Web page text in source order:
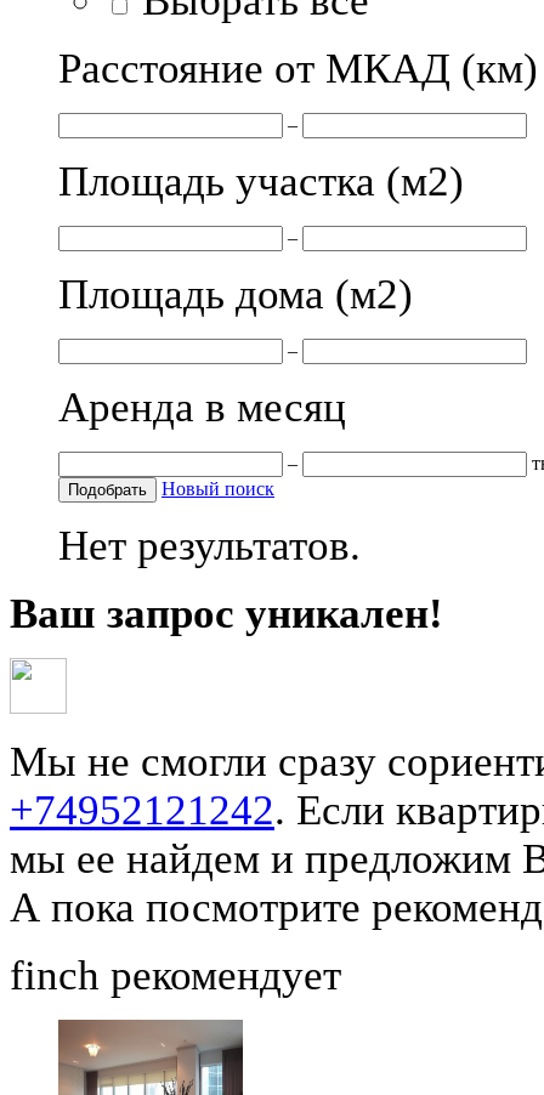
Расстояние от МКАД (км)
–
Площадь участка (м2)
–
Площадь дома (м2)
–
Аренда в месяц
–
Новый поиск
Нет результатов.
Ваш запрос уникален!
Мы не смогли сразу
+74952121242. Если
мы ее найдем и предложим
А пока посмотрите
finch рекомендует